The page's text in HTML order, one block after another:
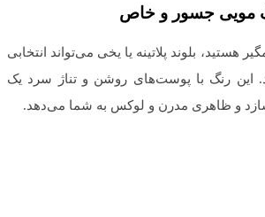
رنگ مویی جسور و خاص
هستید، بلوند پلاتینه یا یخی می‌تواند انتخابی
این رنگ با پوست‌های روشن و تناژ سرد یک
و ظاهری مدرن و لوکس به شما می‌دهد.